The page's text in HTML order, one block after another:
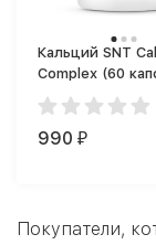
Кальций SNT
Complex (60
990 ₽
Покупатели,